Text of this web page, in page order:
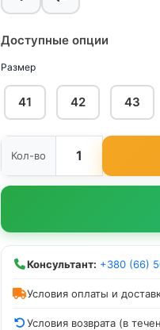
Доступные опции
Размер
41 42 43
Кол-во
Консультант: +380 (66)
Условия оплаты и
Условия возврата (в